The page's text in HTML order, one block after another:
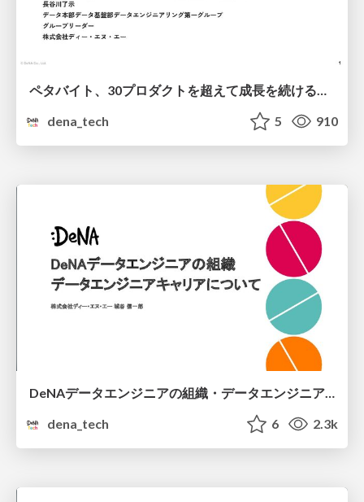
dena_tech
5 910
DeNAデータエンジニアの組織・データエンジニアキャリアについて
dena_tech
6 2.3k